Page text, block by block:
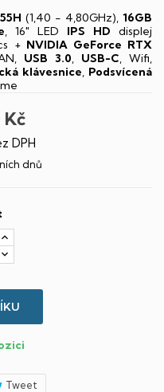
(1,40 - 4,80GHz), 16GB
, 16" LED IPS HD displej
+ NVIDIA GeForce RTX
USB 3.0, USB-C, Wifi,
klávesnice, Podsvícená
Kč
DPH
dnů
Tweet